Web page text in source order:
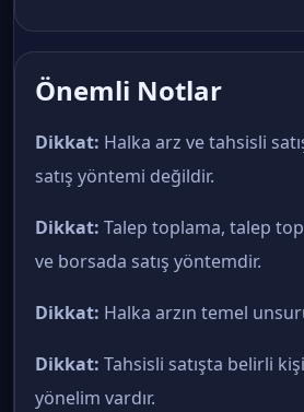
Önemli Notlar
Dikkat: Halka arz ve tahsisli
satış yöntemi değildir.
Dikkat: Talep toplama, talep
ve borsada satış yöntemdir.
Dikkat: Halka arzın temel
Dikkat: Tahsisli satışta belirli
yönelim vardır.